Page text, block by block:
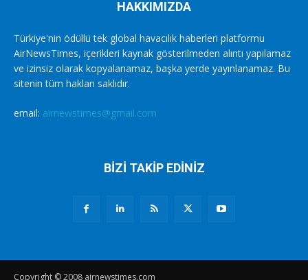
HAKKIMIZDA
Türkiye'nin ödüllü tek global havacılık haberleri platformu
AirNewsTimes, içerikleri kaynak gösterilmeden alıntı yapılamaz
ve izinsiz olarak kopyalanamaz, başka yerde yayınlanamaz. Bu
sitenin tüm hakları saklıdır.
email: airnewstimes@gmail.com
BİZİ TAKİP EDİNİZ
Copyright © 2008 airnewstimes.com